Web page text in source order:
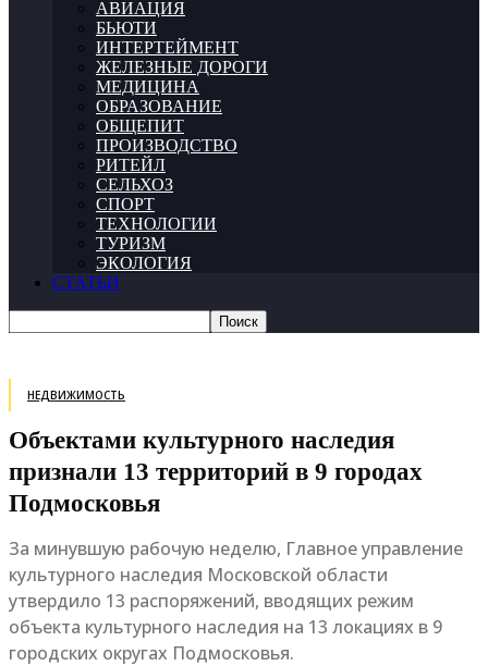
АВИАЦИЯ
БЬЮТИ
ИНТЕРТЕЙМЕНТ
ЖЕЛЕЗНЫЕ ДОРОГИ
МЕДИЦИНА
ОБРАЗОВАНИЕ
ОБЩЕПИТ
ПРОИЗВОДСТВО
РИТЕЙЛ
СЕЛЬХОЗ
СПОРТ
ТЕХНОЛОГИИ
ТУРИЗМ
ЭКОЛОГИЯ
СТАТЬИ
НЕДВИЖИМОСТЬ
Объектами культурного наследия
признали 13 территорий в 9 городах
Подмосковья
За минувшую рабочую неделю, Главное управление
культурного наследия Московской области
утвердило 13 распоряжений, вводящих режим
объекта культурного наследия на 13 локациях в 9
городских округах Подмосковья.